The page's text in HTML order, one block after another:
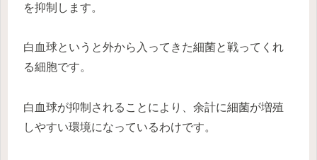
を抑制します。
白血球というと外から入ってきた細菌と戦ってくれ
る細胞です。
白血球が抑制されることにより、余計に細菌が増殖
しやすい環境になっているわけです。